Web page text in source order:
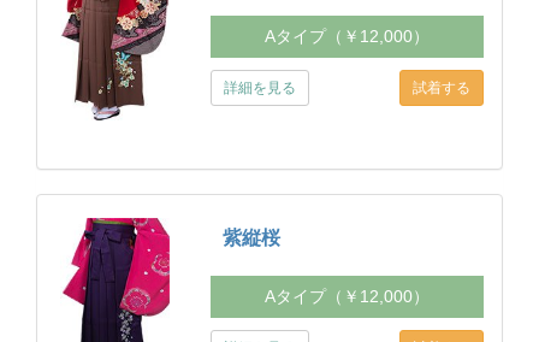
Aタイプ（￥12,000）
詳細を見る
紫縦桜
Aタイプ（￥12,000）